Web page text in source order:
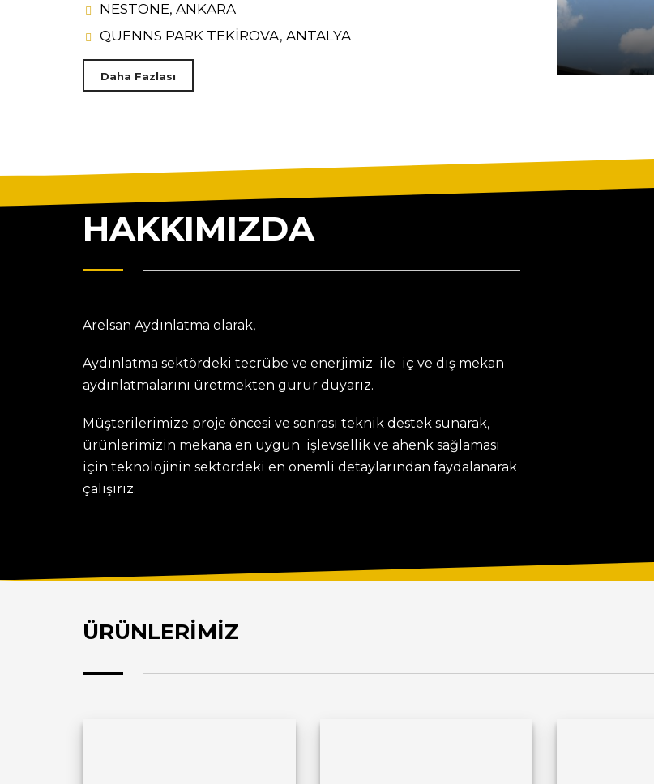
NESTONE, ANKARA
QUENNS PARK TEKİROVA, ANTALYA
Daha Fazlası
HAKKIMIZDA
Arelsan Aydınlatma olarak,
Aydınlatma sektördeki tecrübe ve enerjimiz ile iç ve dış mekan
aydınlatmalarını üretmekten gurur duyarız.
Müşterilerimize proje öncesi ve sonrası teknik destek sunarak,
ürünlerimizin mekana en uygun işlevsellik ve ahenk sağlaması
için teknolojinin sektördeki en önemli detaylarından faydalanarak
çalışırız.
ÜRÜNLERİMİZ